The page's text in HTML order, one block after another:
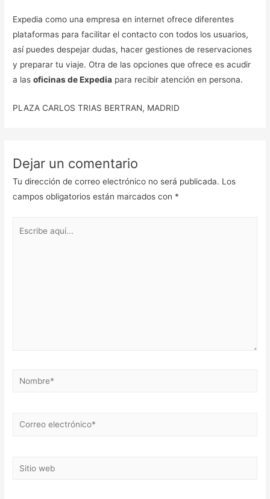
Expedia como una empresa en internet ofrece diferentes
plataformas para facilitar el contacto con todos los usuarios,
así puedes despejar dudas, hacer gestiones de reservaciones
y preparar tu viaje. Otra de las opciones que ofrece es acudir
a lasoficinas de Expedia para recibir atención en persona.
PLAZA CARLOS TRIAS BERTRAN, MADRID
Dejar un comentario
Tu dirección de correo electrónico no será publicada. Los
campos obligatorios están marcados con *
Nombre*
Correo
Sitio